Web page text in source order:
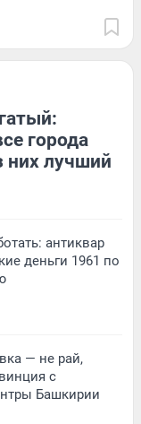
города
них лучший
антиквар
деньги 1961 по
— не рай,
с
Башкирии